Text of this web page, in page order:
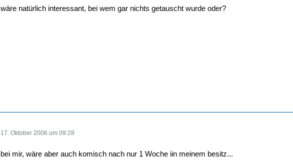
wäre natürlich interessant, bei wem gar nichts getauscht wurde oder?
17. Oktober 2006 um 09:28
bei mir, wäre aber auch komisch nach nur 1 Woche iin meinem besitz...